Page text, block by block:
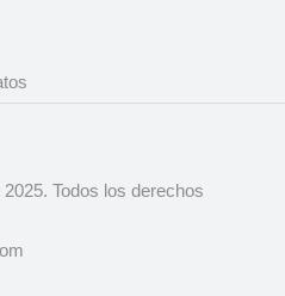
Todos los derechos